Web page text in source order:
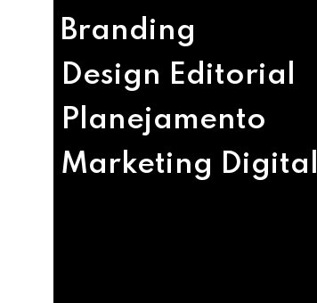
Branding
Design Editorial
Planejamento
Marketing Digital